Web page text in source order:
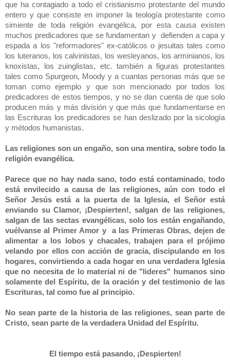
que ha contagiado a todo el cristianismo protestante del mundo
entero y que consiste en imponer la teología protestante como
simiente de toda religión evangélica, por esta causa existen
muchos predicadores que se fundamentan y defienden a capa y
espada a los "reformadores" ex-católicos o jesuitas tales como
los luteranos, los calvinistas, los wesleyanos, los arminianos, los
knoxistas, los zuinglistas, etc. también a figuras protestantes
tales como Spurgeon, Moody y a cuantas personas más que se
toman como ejemplo y que son mencionado por todos los
predicadores de estos tiempos, y no se dan cuenta de que solo
producen más y más división y que más que fundamentarse en
las Escrituras los predicadores se han deslizado por la sicología
y métodos humanistas.
Las religiones son un engaño, son una mentira, sobre todo la
religión evangélica.
Parece que no hay nada sano, todo está contaminado, todo
está envilecido a causa de las religiones, aún con todo el
Señor Jesús está a la puerta de la Iglesia, el Señor está
enviando su Clamor, ¡Despierten!, salgan de las religiones,
salgan de las sectas evangélicas, solo los están engañando,
vuélvanse al Primer Amor y a las Primeras Obras, dejen de
alimentar a los lobos y chacales, trabajen para el prójimo
velando por ellos con acción de gracia, discipulando en los
hogares, convirtiendo a cada hogar en una verdadera Iglesia
que no necesita de lo material ni de "lideres" humanos sino
solamente del Espíritu, de la oración y del testimonio de las
Escrituras, tal como fue al principio.
No sean parte de la historia de las religiones, sean parte de
Cristo, sean parte de la verdadera Unidad del Espíritu.
El tiempo está pasando, ¡Despierten!